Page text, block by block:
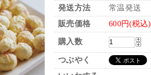
発送方法
常温発送
販売価格
600円(税込)
購入数
つぶやく